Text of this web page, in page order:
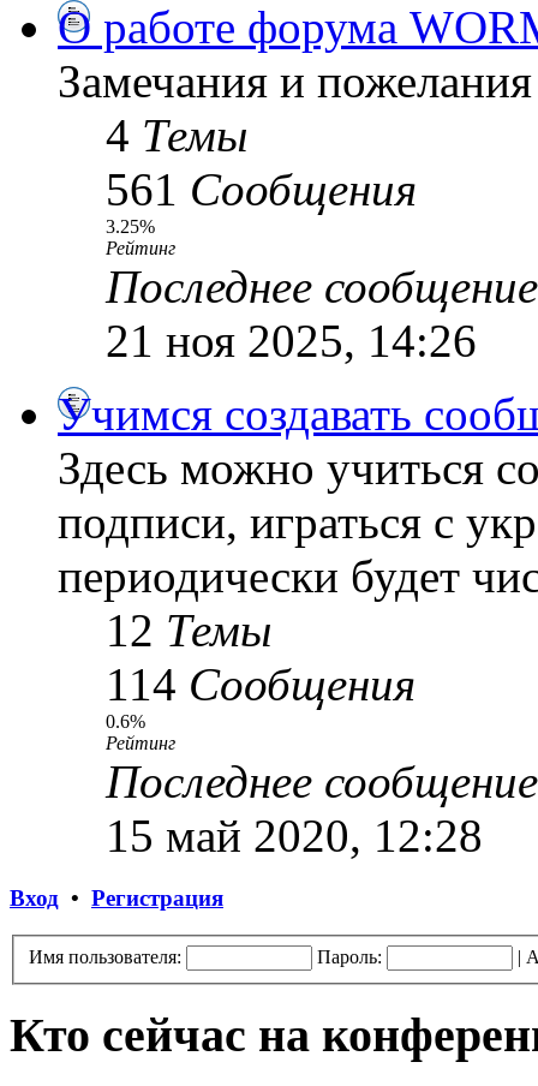
О работе форума
Замечания и
4 Темы
561 Сообщения
3.25%
Рейтинг
Последнее сообщение
21 ноя 2025, 14:26
Учимся создавать
Здесь можно учиться
подписи, играться с
периодически будет
12 Темы
114 Сообщения
0.6%
Рейтинг
Последнее сообщение
15 май 2020, 12:28
Вход • Регистрация
Имя пользователя: Пароль: |
Кто сейчас на